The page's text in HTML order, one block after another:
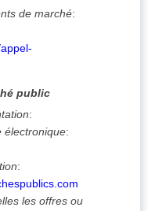
de marché:
public
:
électronique:
:
les offres ou